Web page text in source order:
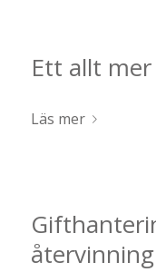
Ett allt
Läs mer